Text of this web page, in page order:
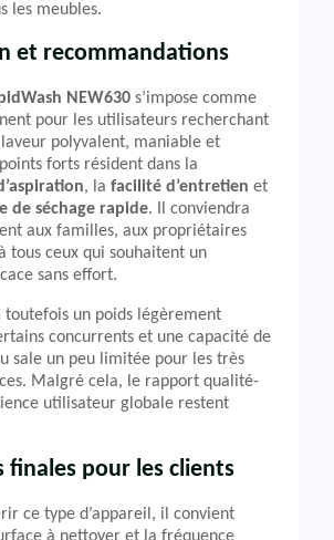
les meubles.
et recommandations
NEW630 s’impose comme
pour les utilisateurs recherchant
polyvalent, maniable et
forts résident dans la
, la facilité d’entretien et
de séchage rapide. Il conviendra
aux familles, aux propriétaires
tous ceux qui souhaitent un
sans effort.
un poids légèrement
concurrents et une capacité de
sale un peu limitée pour les très
Malgré cela, le rapport qualité-
utilisateur globale restent
finales pour les clients
ce type d’appareil, il convient